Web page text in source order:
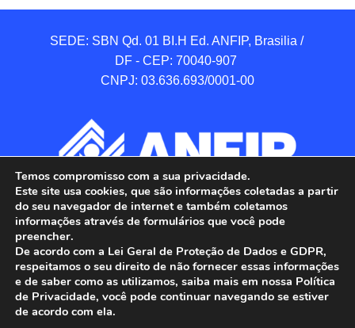
SEDE: SBN Qd. 01 BI.H Ed. ANFIP, Brasilia /
DF - CEP: 70040-907
CNPJ: 03.636.693/0001-00
ANFIP - Associação Nacional dos Auditores
Fiscais da Receita Federal do Brasil.
Temos compromisso com a sua privacidade.
Este site usa cookies, que são informações coletadas a partir
do seu navegador de internet e também coletamos
informações através de formulários que você pode
preencher.
De acordo com a Lei Geral de Proteção de Dados e GDPR,
respeitamos o seu direito de não fornecer essas informações
e de saber como as utilizamos, saiba mais em nossa Política
de Privacidade, você pode continuar navegando se estiver
de acordo com ela.